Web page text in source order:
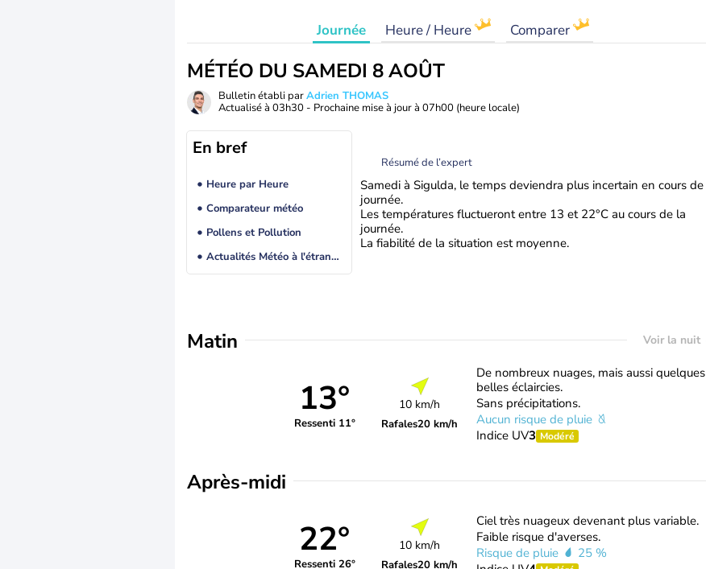
Journée Heure / Heure Comparer
MÉTÉO DU SAMEDI 8 AOÛT
Bulletin établi parAdrien THOMAS
Actualisé à 03h30 - Prochaine mise à jour à 07h00 (heure locale)
En bref
Heure par Heure
Comparateur météo
Pollens et Pollution
Actualités Météo à l'étranger
Résumé de l’expert
Samedi à Sigulda, le temps deviendra plus incertain en cours de
journée.
Les températures fluctueront entre 13 et 22°C au cours de la
journée.
La fiabilité de la situation est moyenne.
Matin Voir la nuit
13°
Ressenti 11°
10 km/h
Rafales20 km/h
De nombreux nuages, mais aussi quelques
belles éclaircies.
Sans précipitations.
Aucun risque de pluie
Indice UV3 Modéré
Après-midi
22°
Ressenti 26°
10 km/h
Rafales20 km/h
Ciel très nuageux devenant plus variable.
Faible risque d'averses.
Risque de pluie
25 %